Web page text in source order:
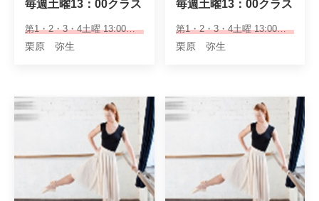
毎週土曜13：00クラス
第1・2・3・4土曜 13:00～14:30
栗原 弥生
毎週土曜13：00クラス
第1・2・3・4土曜 13:00～14:30
栗原 弥生